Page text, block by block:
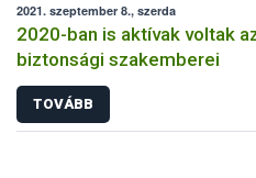
2021. szeptember 8., szerda
2020-ban is aktívak voltak
biztonsági szakemberei
TOVÁBB